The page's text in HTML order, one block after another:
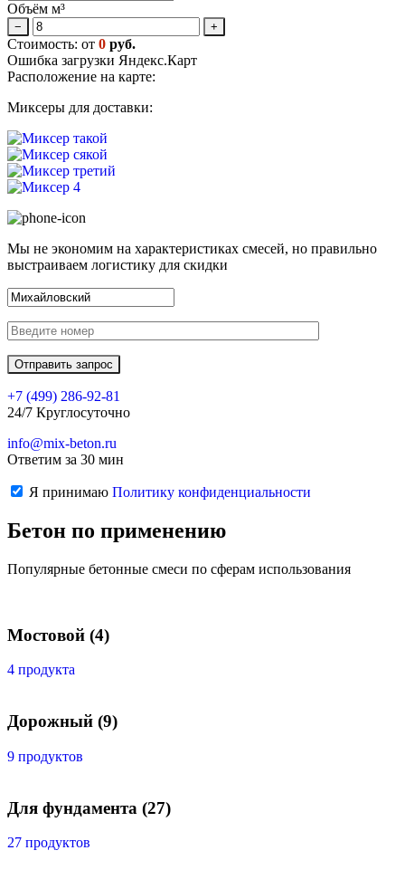
Объём м³
− +
Стоимость: от 0 руб.
Ошибка загрузки Яндекс.Карт
Расположение на карте:
Миксеры для доставки:
Мы не экономим на характеристиках смесей, но правильно
выстраиваем логистику для скидки
+7 (499) 286-92-81
24/7 Круглосуточно
info@mix-beton.ru
Ответим за 30 мин
Я принимаю Политику конфиденциальности
Бетон по применению
Популярные бетонные смеси по сферам использования
Мостовой (4)
4 продукта
Дорожный (9)
9 продуктов
Для фундамента (27)
27 продуктов